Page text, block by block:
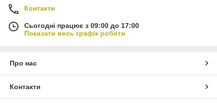
Контакти
Сьогодні працює з 09:00 до 17:00
Показати весь графік роботи
Про нас
Контакти